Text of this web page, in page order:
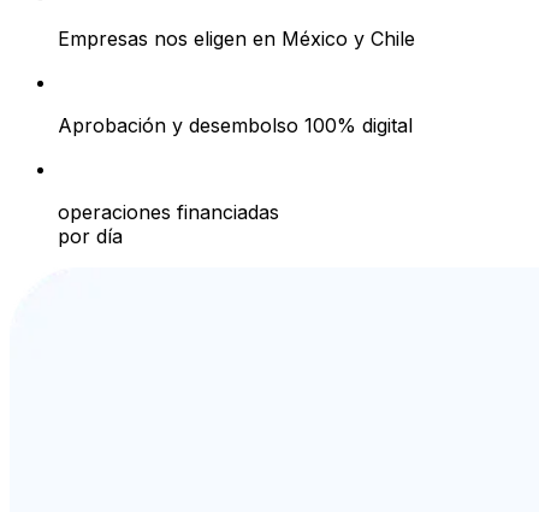
Empresas nos eligen en México y Chile
Aprobación y desembolso 100% digital
operaciones financiadas
por día